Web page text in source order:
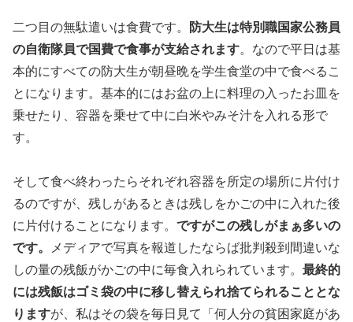
二つ目の無駄遣いは食費です。
防大生は特別職国家公務員
の自衛隊員で国費で食事が支給されます。なので平日は基
本的にすべての防大生が朝昼晩を学生食堂の中で食べるこ
とになります。基本的にはお盆の上に料理の入ったお皿を
乗せたり、容器を乗せて中に白米やみそ汁を入れる形で
す。
そして食べ終わったらそれぞれ容器を所定の場所に片付け
るのですが、残しがあるときは残しをかごの中に入れた後
に片付けることになります。 ですがこの残しがまぁ多いの
です。
メディアで写真を報道したならば批判殺到間違いな
しの量の残飯がかごの中に毎食入れられています。 最終的
には残飯はゴミ袋の中に移し替えられ捨てられることとな
りますが、私はその袋を毎日見て「何人分の貧困家庭があ